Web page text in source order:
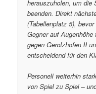
herauszuholen, um die
beenden. Direkt
(Tabellenplatz 5),
Gegner auf
gegen Gerolzhofen II
entscheidend für den
Personell weiterhin
von Spiel zu Spiel –